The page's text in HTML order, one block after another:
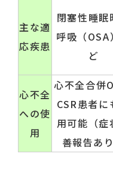
主な適
応疾患
閉塞性睡眠
呼吸（OSA
ど
心不全
への使
用
心不全合併
CSR患者に
用可能（症
善報告あり